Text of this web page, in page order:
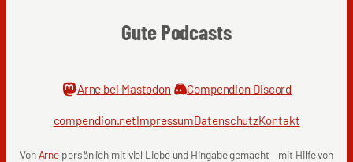
Gute Podcasts
Arne bei Mastodon Compendion Discord
compendion.netImpressumDatenschutzKontakt
VonArne persönlich mit viel Liebe und Hingabe gemacht – mit Hilfe von